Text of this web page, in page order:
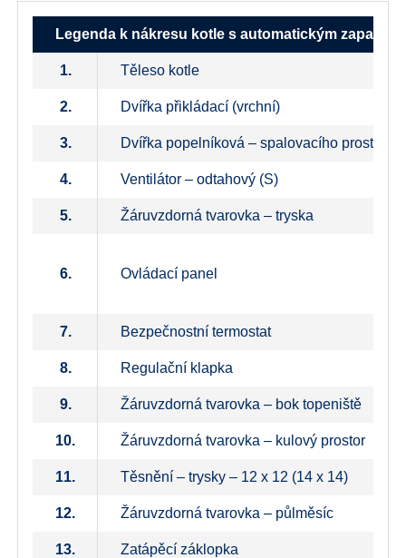
Legenda k nákresu kotle s automatickým
1. Těleso kotle
2. Dvířka přikládací (vrchní)
3. Dvířka popelníková – spalovacího prostoru
4. Ventilátor – odtahový (S)
5. Žáruvzdorná tvarovka – tryska
6. Ovládací panel
7. Bezpečnostní termostat
8. Regulační klapka
9. Žáruvzdorná tvarovka – bok topeniště
10. Žáruvzdorná tvarovka – kulový prostor
11. Těsnění – trysky – 12 x 12 (14 x 14)
12. Žáruvzdorná tvarovka – půlměsíc
13. Zatápěcí záklopka